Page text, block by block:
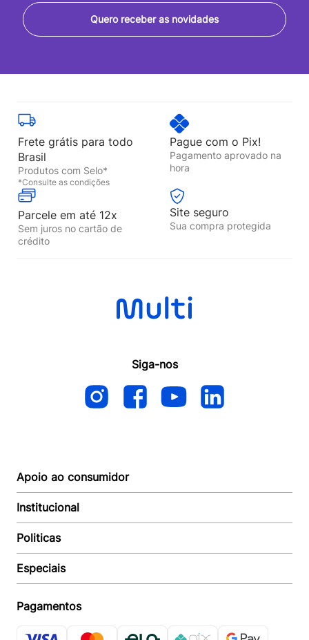
Quero receber as novidades
Frete grátis para todo
Brasil
Produtos com Selo*
*Consulte as condições
Pague com o Pix!
Pagamento aprovado na
hora
Parcele em até 12x
Sem juros no cartão de
crédito
Site seguro
Sua compra protegida
Siga-nos
Apoio ao consumidor
Autoatendimento
Suporte e reparo
Acompanhar Entrega
Baixe o APP
Institucional
Quem somos
Revendedor
Seja um Revendedor
Trabalhe conosco
Politicas
Política de Entrega
Política de Pagamento
Política de Privacidade
Especiais
Multicoin
Pagamentos